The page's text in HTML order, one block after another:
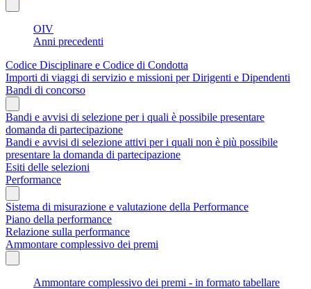
OIV
Anni precedenti
Codice Disciplinare e Codice di Condotta
Importi di viaggi di servizio e missioni per Dirigenti e Dipendenti
Bandi di concorso
Bandi e avvisi di selezione per i quali è possibile presentare
domanda di partecipazione
Bandi e avvisi di selezione attivi per i quali non è più possibile
presentare la domanda di partecipazione
Esiti delle selezioni
Performance
Sistema di misurazione e valutazione della Performance
Piano della performance
Relazione sulla performance
Ammontare complessivo dei premi
Ammontare complessivo dei premi - in formato tabellare